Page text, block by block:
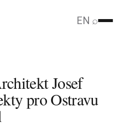
EN ⌕
Josef
pro Ostravu